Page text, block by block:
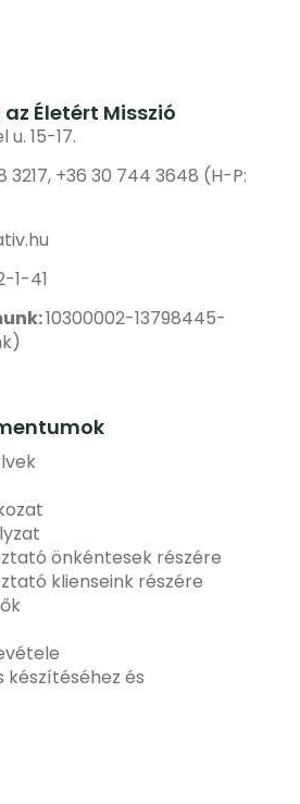
Életért Misszió
u. 15-17.
3217, +36 30 744 3648 (H-P:
1-41
10300002-13798445-
önkéntesek részére
klienseink részére
és